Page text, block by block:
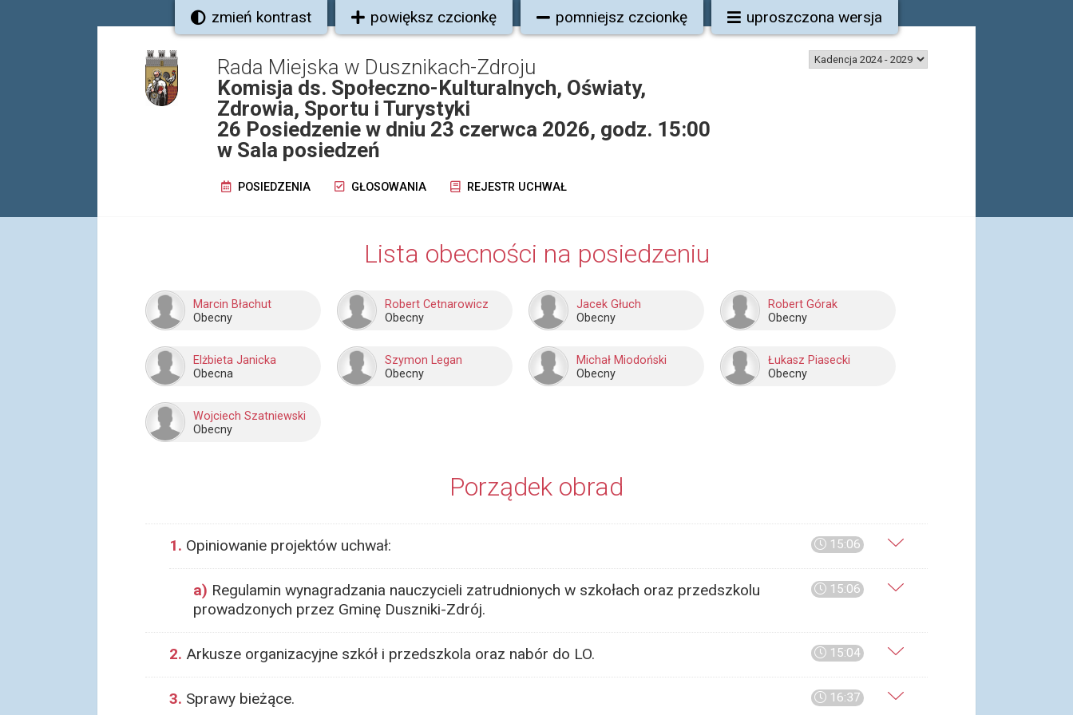
zmień kontrast powiększ czcionkę pomniejsz czcionkę uproszczona wersja
Rada Miejska w Dusznikach-Zdroju
Komisja ds. Społeczno-Kulturalnych, Oświaty,
Zdrowia, Sportu i Turystyki
26 Posiedzenie w dniu 23 czerwca 2026, godz. 15:00
w Sala posiedzeń
POSIEDZENIA GŁOSOWANIA REJESTR UCHWAŁ
Lista obecności na posiedzeniu
Marcin Błachut
Obecny
Robert Cetnarowicz
Obecny
Jacek Głuch
Obecny
Robert Górak
Obecny
Elżbieta Janicka
Obecna
Szymon Legan
Obecny
Michał Miodoński
Obecny
Łukasz Piasecki
Obecny
Wojciech Szatniewski
Obecny
Porządek obrad
15:06
1. Opiniowanie projektów uchwał:
15:06
a) Regulamin wynagradzania nauczycieli zatrudnionych w szkołach oraz przedszkolu
prowadzonych przez Gminę Duszniki-Zdrój.
15:04
2. Arkusze organizacyjne szkół i przedszkola oraz nabór do LO.
16:37
3. Sprawy bieżące.